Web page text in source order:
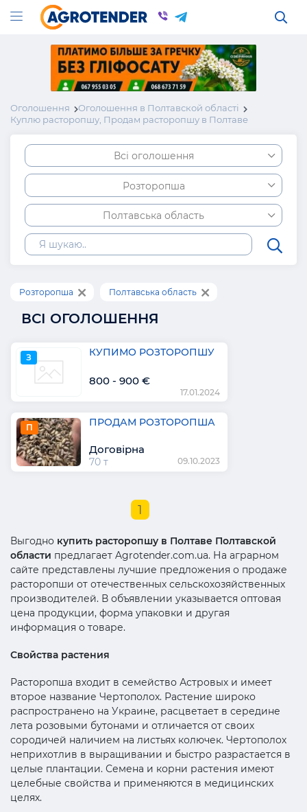
Оголошення
Оголошення в Полтавской області
Куплю расторопшу, Продам расторопшу в Полтаве
Всі оголошення
Розторопша
Полтавська область
Розторопша Полтавська область
ВСІ ОГОЛОШЕННЯ
З КУПИМО РОЗТОРОПШУ
800 - 900 €
17.01.2024
П ПРОДАМ РОЗТОРОПША
Договірна
70 т 09.10.2023
1
Выгодно купить расторопшу в Полтаве Полтавской
области предлагает Agrotender.com.ua. На аграрном
сайте представлены лучшие предложения о продаже
расторопши от отечественных сельскохозяйственных
производителей. В объявлении указывается оптовая
цена продукции, форма упаковки и другая
информация о товаре.
Свойства растения
Расторопша входит в семейство Астровых и имеет
второе название Чертополох. Растение широко
распространено на Украине, расцветает в середине
лета розовыми бутонами и отличается от своих
сородичей наличием на листьях колючек. Чертополох
неприхотлив в выращивании и быстро разрастается в
целые плантации. Семена и корни растения имеют
целебные свойства и применяются в медицинских
целях.